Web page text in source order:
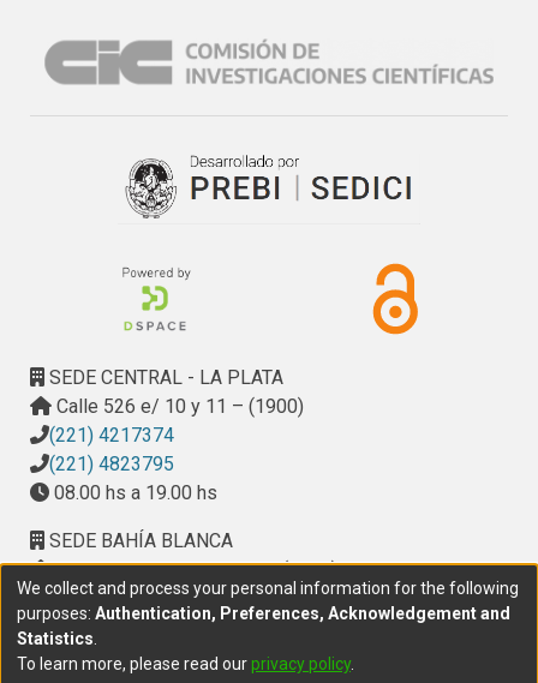
SEDE CENTRAL - LA PLATA
Calle 526 e/ 10 y 11 – (1900)
(221) 4217374
(221) 4823795
08.00 hs a 19.00 hs
SEDE BAHÍA BLANCA
Calle Ciudad de Cali 320 – (8000). Universidad
Provincial del Sudoeste (UPSO)
(291) 459 2550, interno 147
10.00 h a 14.00 h
We collect and process your personal information for the following
purposes: Authentication, Preferences, Acknowledgement and
Statistics
To learn more, please read ourprivacy policy.